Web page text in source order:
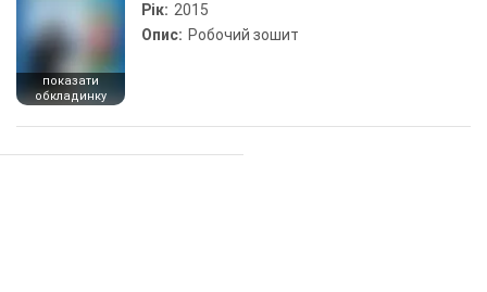
показати
обкладинку
Рік: 2015
Опис: Робочий зошит